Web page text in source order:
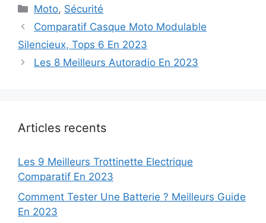
Categories
Moto, Sécurité
Comparatif Casque Moto Modulable
Silencieux, Tops 6 En 2023
Les 8 Meilleurs Autoradio En 2023
Articles recents
Les 9 Meilleurs Trottinette Electrique
Comparatif En 2023
Comment Tester Une Batterie ? Meilleurs Guide
En 2023